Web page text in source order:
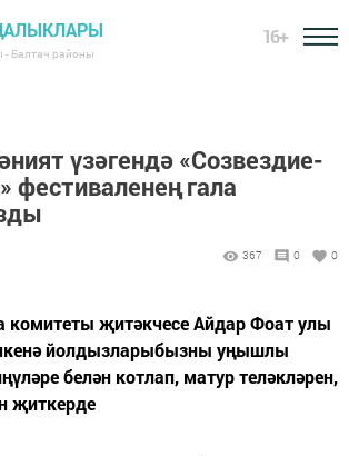
- Балтач районы
16+
үзәгендә «Созвездие-
гала
367 0 0
комитеты җитәкчесе Айдар Фоат улы
йолдызларыбызны уңышлы
белән котлап, матур теләкләрен,
җиткерде